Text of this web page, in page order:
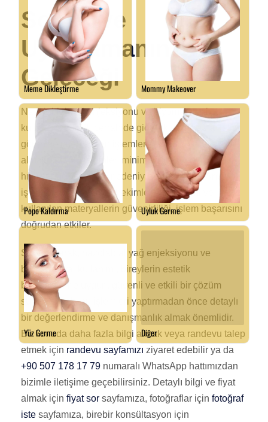
Sonuç ve
Uygulamanın
Geleceği
Nazolabial yağ enjeksiyonu ve biyomateryal
kullanımı, estetik cerrahide giderek daha fazla kabul
gören ve talep edilen işlemler arasında yer
almaktadır. Bu işlemler, minimal invaziv olmaları ve
hızlı sonuç vermeleri nedeniyle tercih edilir. Ancak,
işlemleri uygulayacak hekimlerin deneyimi ve
kullanılan materyallerin güvenirliliği, işlem başarısını
doğrudan etkiler.
Sonuç olarak, nazolabial yağ enjeksiyonu ve
biyomateryal kullanımı, bireylerin estetik
beklentilerine uygun, güvenli ve etkili bir çözüm
sunar. Ancak, bu işlemleri yaptırmadan önce detaylı
bir değerlendirme ve danışmanlık almak önemlidir.
Bu konuda daha fazla bilgi almak veya randevu talep
etmek için randevu sayfamızı ziyaret edebilir ya da
+90 507 178 17 79 numaralı WhatsApp hattımızdan
bizimle iletişime geçebilirsiniz. Detaylı bilgi ve fiyat
almak için fiyat sor sayfamıza, fotoğraflar için fotoğraf
iste sayfamıza, birebir konsültasyon için